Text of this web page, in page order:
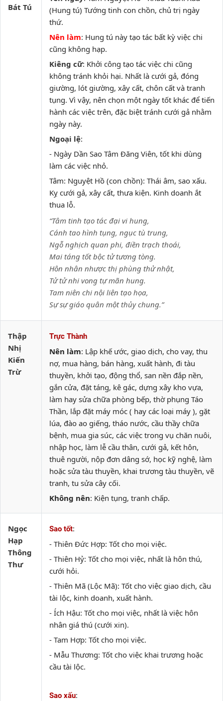
Bát Tú
(Hung tú) Tướng tinh con chồn, chủ trị ngày
thứ.
Nên làm: Hung tú này tạo tác bất kỳ việc chi
cũng không hạp.
Kiêng cữ: Khởi công tạo tác việc chi cũng
không tránh khỏi hại. Nhất là cưới gả, đóng
giường, lót giường, xây cất, chôn cất và tranh
tụng. Vì vậy, nên chọn một ngày tốt khác để tiến
hành các việc trên, đặc biệt tránh cưới gả nhằm
ngày này.
Ngoại lệ:
- Ngày Dần Sao Tâm Đăng Viên, tốt khi dùng
làm các việc nhỏ.
Tâm: Nguyệt Hồ (con chồn): Thái âm, sao xấu.
Kỵ cưới gả, xây cất, thưa kiện. Kinh doanh ắt
thua lỗ.
“Tâm tinh tạo tác đại vi hung,
Cánh tao hình tụng, ngục tù trung,
Ngỗ nghịch quan phi, điền trạch thoái,
Mai táng tốt bộc tử tương tòng.
Hôn nhân nhược thị phùng thử nhật,
Tử tử nhi vong tự mãn hung.
Tam niên chi nội liên tạo họa,
Sự sự giáo quân một thủy chung.”
Thập
Nhị
Kiến
Trừ
Trực Thành
Nên làm: Lập khế ước, giao dịch, cho vay, thu
nợ, mua hàng, bán hàng, xuất hành, đi tàu
thuyền, khởi tạo, động thổ, san nền đắp nền,
gắn cửa, đặt táng, kê gác, dựng xây kho vựa,
làm hay sửa chữa phòng bếp, thờ phụng Táo
Thần, lắp đặt máy móc ( hay các loại máy ), gặt
lúa, đào ao giếng, tháo nước, cầu thầy chữa
bệnh, mua gia súc, các việc trong vụ chăn nuôi,
nhập học, làm lễ cầu thân, cưới gả, kết hôn,
thuê người, nộp đơn dâng sớ, học kỹ nghệ, làm
hoặc sửa tàu thuyền, khai trương tàu thuyền, vẽ
tranh, tu sửa cây cối.
Không nên: Kiện tụng, tranh chấp.
Ngọc
Hạp
Thông
Thư
Sao tốt:
- Thiên Đức Hợp: Tốt cho mọi việc.
- Thiên Hỷ: Tốt cho mọi việc, nhất là hôn thú,
cưới hỏi.
- Thiên Mã (Lộc Mã): Tốt cho việc giao dịch, cầu
tài lộc, kinh doanh, xuất hành.
- Ích Hậu: Tốt cho mọi việc, nhất là việc hôn
nhân giá thú (cưới xin).
- Tam Hợp: Tốt cho mọi việc.
- Mẫu Thương: Tốt cho việc khai trương hoặc
cầu tài lộc.
Sao xấu: